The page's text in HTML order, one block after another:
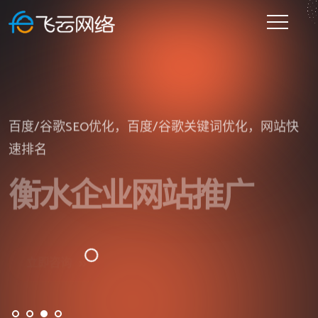
提供一站式企业网站建设的网站建设公司
衡水企业网站建设
微信小程序开发、百度小程序、抖音/头条小程序开发
等
衡水小程序开发
百度/谷歌SEO优化，百度/谷歌关键词优化，网站快
速排名
衡水企业网站推广
网站建好了没人维护？请全权交给飞云网络，让您坐
等订单上门。
衡水企业网站托管